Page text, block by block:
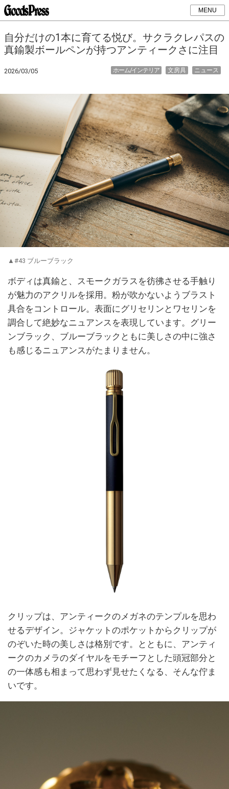
MENU
自分だけの1本に育てる悦び。サクラクレパスの
真鍮製ボールペンが持つアンティークさに注目
2026/03/05 ニュース
文房具
ホーム/インテリア
▲#43 ブルーブラック
ボディは真鍮と、スモークガラスを彷彿させる手触り
が魅力のアクリルを採用。粉が吹かないようブラスト
具合をコントロール。表面にグリセリンとワセリンを
調合して絶妙なニュアンスを表現しています。グリー
ンブラック、ブルーブラックともに美しさの中に強さ
も感じるニュアンスがたまりません。
クリップは、アンティークのメガネのテンプルを思わ
せるデザイン。ジャケットのポケットからクリップが
のぞいた時の美しさは格別です。とともに、アンティ
ークのカメラのダイヤルをモチーフとした頭冠部分と
の一体感も相まって思わず見せたくなる、そんな佇ま
いです。